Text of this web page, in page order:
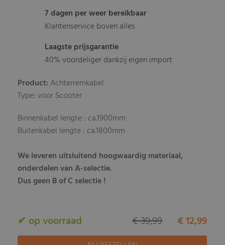
7 dagen per weer bereikbaar
Klantenservice boven alles
Laagste prijsgarantie
40% voordeliger dankzij eigen import
Product: Achterremkabel
Type: voor Scooter
Binnenkabel lengte : ca.1900mm
Buitenkabel lengte : ca.1800mm
We leveren uitsluitend hoogwaardig materiaal,
onderdelen van A-selectie.
Dus geen B of C selectie !
✔ op voorraad € 12,99
€ 39,99